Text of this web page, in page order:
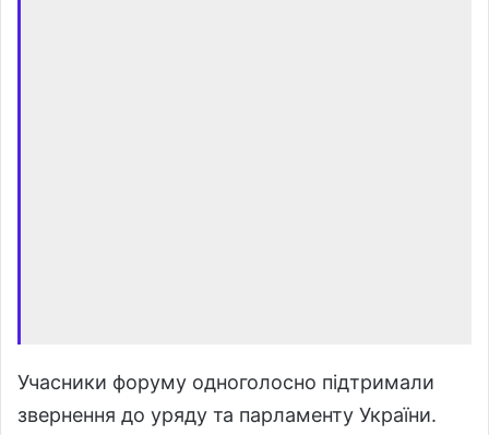
Учасники форуму одноголосно підтримали
звернення до уряду та парламенту України.